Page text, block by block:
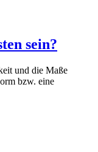
sein?
und die Maße
bzw. eine